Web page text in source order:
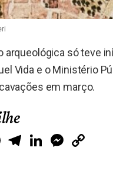
arqueológica só teve
Vida e o Ministério
em março.
FacebookTelegramLinkedIn Messenger